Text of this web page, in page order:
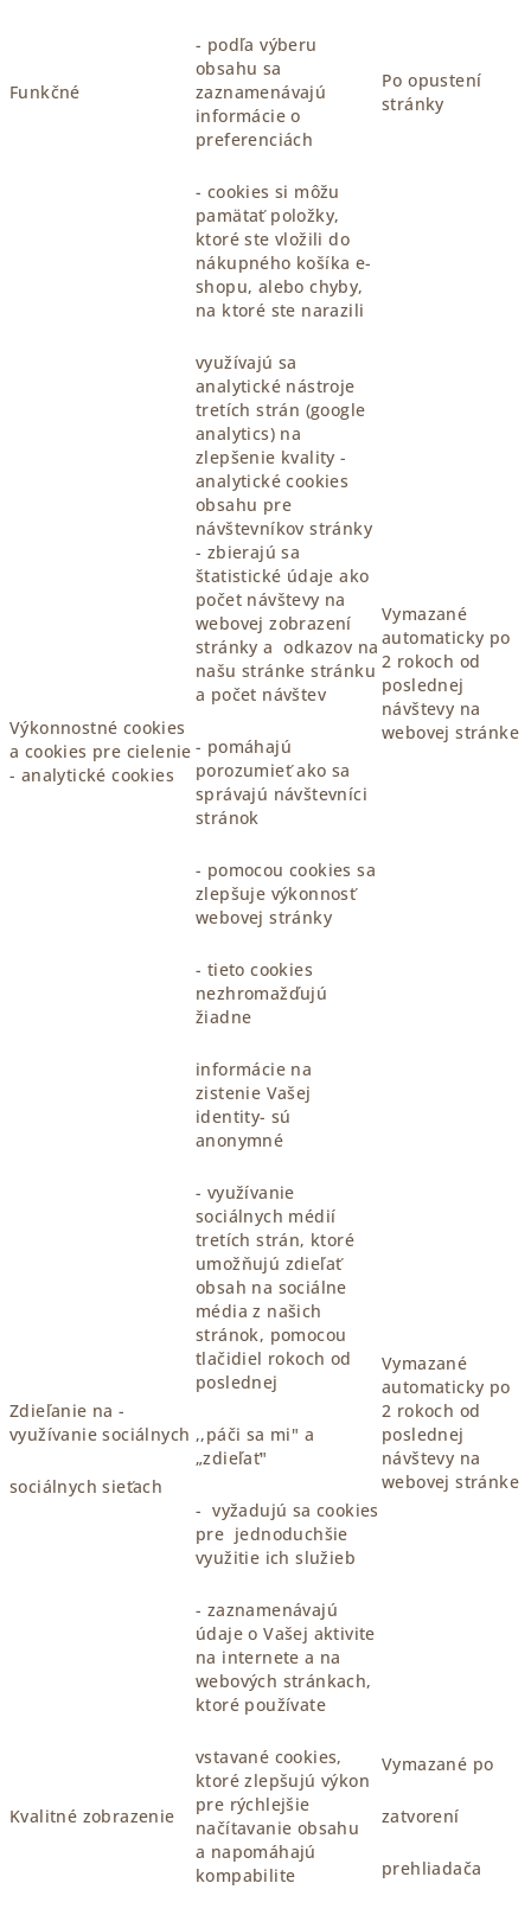
Funkčné
- podľa výberu
obsahu sa
zaznamenávajú
informácie o
preferenciách
- cookies si môžu
pamätať položky,
ktoré ste vložili do
nákupného košíka e-
shopu, alebo chyby,
na ktoré ste narazili
Po opustení
stránky
Výkonnostné cookies
a cookies pre cielenie
- analytické cookies
využívajú sa
analytické nástroje
tretích strán (google
analytics) na
zlepšenie kvality -
analytické cookies
obsahu pre
návštevníkov stránky
- zbierajú sa
štatistické údaje ako
počet návštevy na
webovej zobrazení
stránky a odkazov na
našu stránke stránku
a počet návštev
- pomáhajú
porozumieť ako sa
správajú návštevníci
stránok
- pomocou cookies sa
zlepšuje výkonnosť
webovej stránky
- tieto cookies
nezhromažďujú
žiadne
informácie na
zistenie Vašej
identity- sú
anonymné
Vymazané
automaticky po
2 rokoch od
poslednej
návštevy na
webovej stránke
Zdieľanie na -
využívanie sociálnych
sociálnych sieťach
- využívanie
sociálnych médií
tretích strán, ktoré
umožňujú zdieľať
obsah na sociálne
média z našich
stránok, pomocou
tlačidiel rokoch od
poslednej
,,páči sa mi" a
„zdieľať"
- vyžadujú sa cookies
pre jednoduchšie
využitie ich služieb
- zaznamenávajú
údaje o Vašej aktivite
na internete a na
webových stránkach,
ktoré používate
Vymazané
automaticky po
2 rokoch od
poslednej
návštevy na
webovej stránke
Kvalitné zobrazenie
vstavané cookies,
ktoré zlepšujú výkon
pre rýchlejšie
načítavanie obsahu
a napomáhajú
kompabilite
Vymazané po
zatvorení
prehliadača